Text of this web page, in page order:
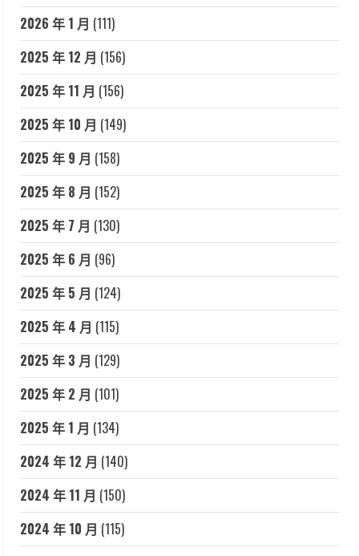
2026 年 1 月 (111)
2025 年 12 月 (156)
2025 年 11 月 (156)
2025 年 10 月 (149)
2025 年 9 月 (158)
2025 年 8 月 (152)
2025 年 7 月 (130)
2025 年 6 月 (96)
2025 年 5 月 (124)
2025 年 4 月 (115)
2025 年 3 月 (129)
2025 年 2 月 (101)
2025 年 1 月 (134)
2024 年 12 月 (140)
2024 年 11 月 (150)
2024 年 10 月 (115)